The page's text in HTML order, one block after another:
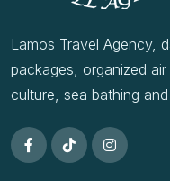
Lamos Travel Agency,
packages, organized
culture, sea bathing